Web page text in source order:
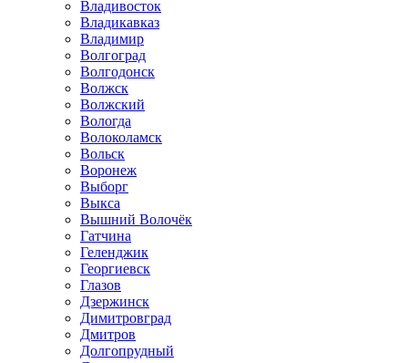
Владивосток
Владикавказ
Владимир
Волгоград
Волгодонск
Волжск
Волжский
Вологда
Волоколамск
Вольск
Воронеж
Выборг
Выкса
Вышний Волочёк
Гатчина
Геленджик
Георгиевск
Глазов
Дзержинск
Димитровград
Дмитров
Долгопрудный